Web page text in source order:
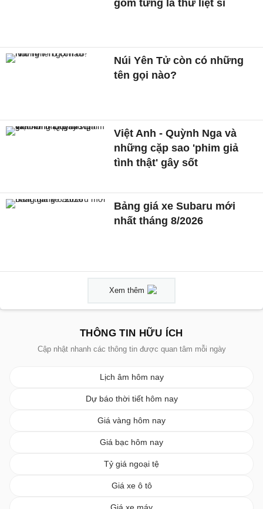
gom từng lá thư liệt sĩ
Núi Yên Tử còn có những
tên gọi nào?
Việt Anh - Quỳnh Nga và
những cặp sao 'phim giả
tình thật' gây sốt
Bảng giá xe Subaru mới
nhất tháng 8/2026
Xem thêm
THÔNG TIN HỮU ÍCH
Cập nhật nhanh các thông tin được quan tâm mỗi ngày
Lịch âm hôm nay
Dự báo thời tiết hôm nay
Giá vàng hôm nay
Giá bạc hôm nay
Tỷ giá ngoại tệ
Giá xe ô tô
Giá xe máy